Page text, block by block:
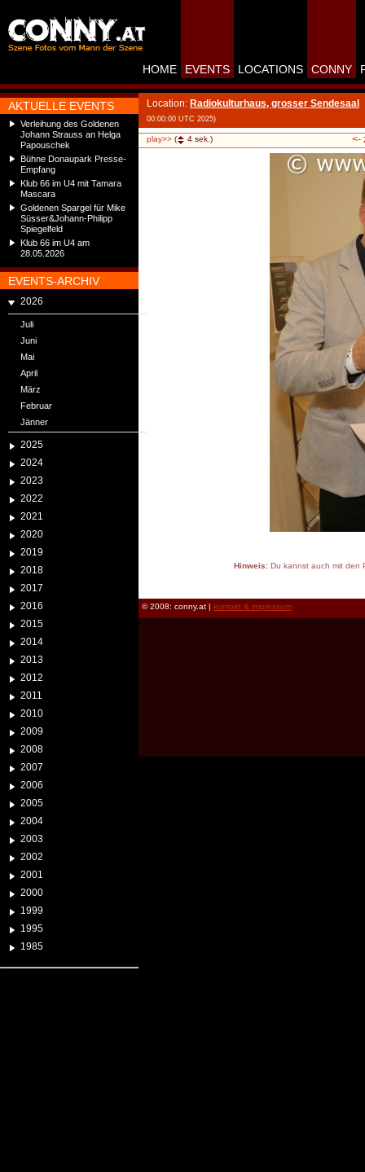
AKTUELLE EVENTS
Verleihung des Goldenen
Johann Strauss an Helga
Papouschek
Bühne Donaupark Presse-
Empfang
Klub 66 im U4 mit Tamara
Mascara
Goldenen Spargel für Mike
Süsser&Johann-Philipp
Spiegelfeld
Klub 66 im U4 am
28.05.2026
EVENTS-ARCHIV
2026
Juli
Juni
Mai
April
März
Februar
Jänner
2025
2024
2023
2022
2021
2020
2019
2018
2017
2016
2015
2014
2013
2012
2011
2010
2009
2008
2007
2006
2005
2004
2003
2002
2001
2000
1999
1995
1985
HOME EVENTS LOCATIONS CONNY
Location: Radiokulturhaus, grosser Sendesaal
00:00:00 UTC 2025)
play>> ( 4 sek.) <-
Hinweis:Du kannst auch mit den
© 2008: conny.at | kontakt & impressum